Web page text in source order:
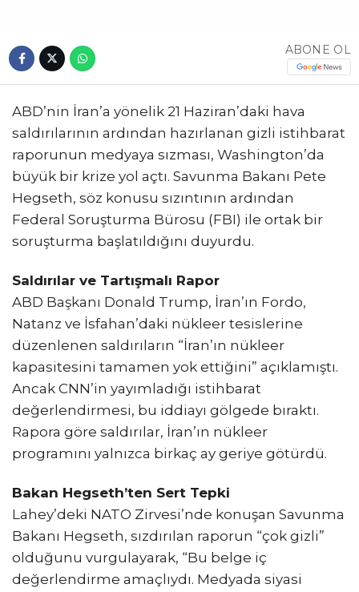
ABONE OL
ABD’nin İran’a yönelik 21 Haziran’daki hava
saldırılarının ardından hazırlanan gizli istihbarat
raporunun medyaya sızması, Washington’da
büyük bir krize yol açtı. Savunma Bakanı Pete
Hegseth, söz konusu sızıntının ardından
Federal Soruşturma Bürosu (FBI) ile ortak bir
soruşturma başlatıldığını duyurdu.
Saldırılar ve Tartışmalı Rapor
ABD Başkanı Donald Trump, İran’ın Fordo,
Natanz ve İsfahan’daki nükleer tesislerine
düzenlenen saldırıların “İran’ın nükleer
kapasitesini tamamen yok ettiğini” açıklamıştı.
Ancak CNN’in yayımladığı istihbarat
değerlendirmesi, bu iddiayı gölgede bıraktı.
Rapora göre saldırılar, İran’ın nükleer
programını yalnızca birkaç ay geriye götürdü.
Bakan Hegseth’ten Sert Tepki
Lahey’deki NATO Zirvesi’nde konuşan Savunma
Bakanı Hegseth, sızdırılan raporun “çok gizli”
olduğunu vurgulayarak, “Bu belge iç
değerlendirme amaçlıydı. Medyada siyasi